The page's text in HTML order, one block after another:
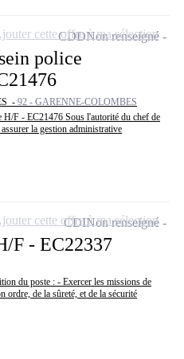
police
- 92 - GARENNE-COLOMBES
F - EC21476 Sous l'autorité du chef de
la gestion administrative
CDDNon renseigné
cette offre à ma sélection
F - EC22337
du poste : - Exercer les missions de
ordre, de la sûreté, et de la sécurité
CDINon renseigné
cette offre à ma sélection